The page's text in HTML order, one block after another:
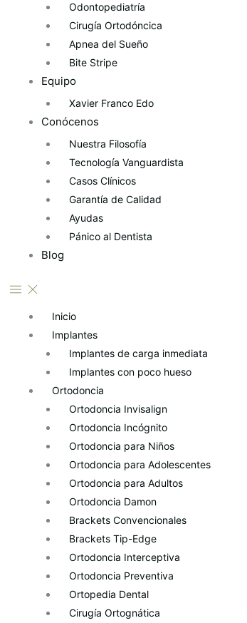
Odontopediatría
Cirugía Ortodóncica
Apnea del Sueño
Bite Stripe
Equipo
Xavier Franco Edo
Conócenos
Nuestra Filosofía
Tecnología Vanguardista
Casos Clínicos
Garantía de Calidad
Ayudas
Pánico al Dentista
Blog
Inicio
Implantes
Implantes de carga inmediata
Implantes con poco hueso
Ortodoncia
Ortodoncia Invisalign
Ortodoncia Incógnito
Ortodoncia para Niños
Ortodoncia para Adolescentes
Ortodoncia para Adultos
Ortodoncia Damon
Brackets Convencionales
Brackets Tip-Edge
Ortodoncia Interceptiva
Ortodoncia Preventiva
Ortopedia Dental
Cirugía Ortognática